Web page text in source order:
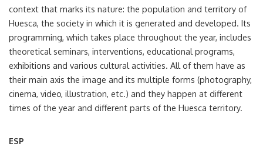
context that marks its nature: the population and territory of
Huesca, the society in which it is generated and developed. Its
programming, which takes place throughout the year, includes
theoretical seminars, interventions, educational programs,
exhibitions and various cultural activities. All of them have as
their main axis the image and its multiple forms (photography,
cinema, video, illustration, etc.) and they happen at different
times of the year and different parts of the Huesca territory.
ESP